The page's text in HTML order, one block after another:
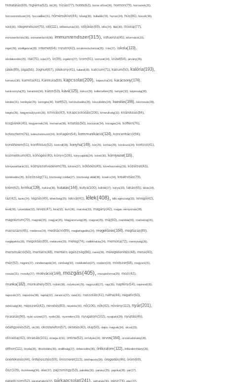
hidratálás(69), higiénia(52), hit(26), hízás(77), hobbi(62), home office(26), hormon(79), hormonok(25),
hormonrendszer(24), hozzáállás(31), hőmérséklet(44), hőség(36), hulladék(33), humor(24), hús(86), húsvét(36),
hűtő(30), idegrendszer(75), idő(111), időbeosztás(32), időjárás(69), idős(24), illat(30), illóolaj(77),
immunerősítés(30), immunerősítő(36), immunrendszer(315), influenza(45), információ(33),
inger(29), intelligencia(28), internet(64), inzulin(42), inzulinrezisztencia(35), írás(27), iskola(123),
iskolakezdés(25), ital(75), ivás(27), íz(39), izgalom(27), izom(91), izomzat(24), ízület(54), járvány(35),
játék(89), jóga(56), Joghurt(67), jótékony(41), kaland(28), kalcium(71), kálium(50), kalória(193),
kamasz(30), kamilla(41), Kánikula(59), kapcsolat(209), káposzta(24), karácsony(174),
karácsonyfa(25), karantén(34), káros(53), kávé(125), keksz(29), kellemetlen(29), kenyér(32), képesség(28),
kérdés(31), kerékpár(25), keringés(26), kert(52), kertészkedés(26), készülődés(24), kezelés(166), kézmosás(28),
kiégés(25), kiegyensúlyozott(26), kihívás(43), kikapcsolódás(106), kimerültség(31), kirándulás(84),
kisgyerek(45), kisgyermek(34), kismama(38), kitartás(50), kockázat(34), kocogás(24), koffein(76),
koleszterin(76), koleszterinszint(24), kollagén(54), kommunikáció(124), koncentráció(94),
konditerem(51), konfliktus(52), kontroll(28), konyha(149), kór(25), kórház(29), kórokozó(24), kortizol(41),
kozmetikum(40), köhögés(40), könyv(106), könyvajánló(24), köret(30), környezet(116),
környezetbarát(31), környezetvédelem(78), köröm(27), kötődés(49), következmény(33), közérzet(43),
közlekedés(26), közösség(71), közösségi média(27), közösségi oldal(38), kreatív(34), kreativitás(79),
krém(62), kritika(139), kultúra(36), kutatás(144), kutya(100), külföld(27), kütyü(33), lakás(65), látás(34),
láz(42), lazac(24), légzés(49), lehetőség(25), lekvár(41), lélek(408), lelki egészség(33), levegő(42),
levél(28), Levendula(32), leves(47), lista(32), liszt(36), macska(33), magány(42), magas vérnyomás(28),
magnézium(70), magvak(25), magyar(25), Magyarország(28), magzat(25), máj(60), mandula(33), marketing(31),
masszázs(45), medence(24), meditáció(89), megbetegedés(24), megelőzés(164), megfázás(89),
meglepetés(28), megoldás(89), melatonin(29), meleg(74), mellékhatás(24), memória(72), mennyiség(26),
menstruáció(50), mentális(48), mentális egészség(86), menü(28), méregtelenítés(48), mese(40),
méz(92), migrén(27), mindennapok(34), minőség(33), mobiltelefon(27), modern(24), módszer(68), mogyoró(31),
mosás(31), mosoly(27), motiváció(144), mozgás(405), mozgásforma(25), mozi(42),
munka(182), munkahely(92), műtét(38), művészet(29), nagyszülő(27), nap(35), napfény(54), napirend(35),
napozás(37), napsütés(38), naptej(32), narancs(27), nasi(31), nassolás(41), nátha(44), negatív(50),
nehézség(36), népszerű(42), nevelés(83), nevetés(30), nő(106), nők(42), növény(112), nyár(201),
nyaralás(90), nyári szünet(27), nyelv(26), nyomelem(33), nyugalom(102), nyugtató(29), nyújtás(45),
odafigyelés(52), ok(36), okostelefon(57), oktatás(40), olaj(50), olajos magvak(34), olcsó(33),
olívaolaj(42), olvasás(101), omega-3(31), online(52), orrfolyás(24), orvos(164), orvostudomány(26),
otthon(111), óvoda(26), öltözködés(35), önállóság(27), önbecsülés(36), önbizalom(122), önbizalomhiány(28),
önértékelés(44), önfejlesztés(59), önismeret(113), önkifejezés(26), öregedés(46), öröm(69),
ősz(109), őszinteség(34), ötlet(37), pajzsmirigy(53), pakolás(30), panasz(25), paprika(28), pár(27),
paradicsom(52), páratartalom(27), párkapcsolat(241), pattanás(30), pénz(74), piac(27),